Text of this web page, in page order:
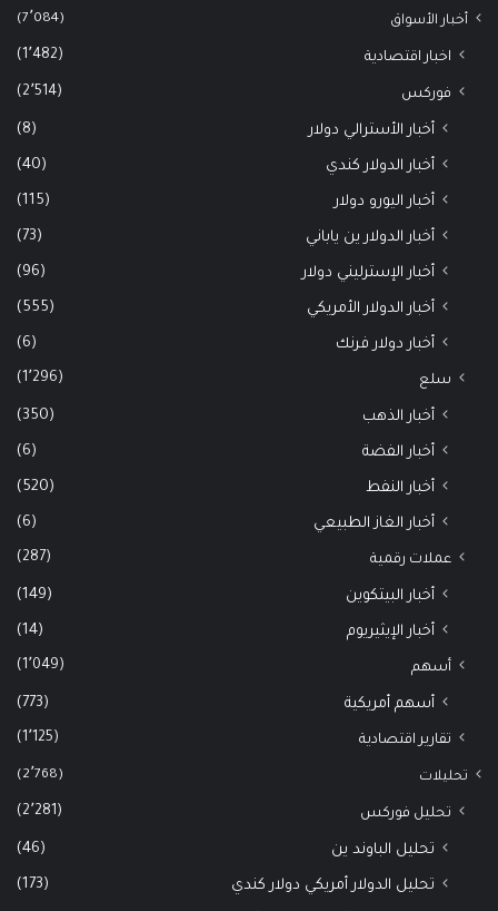
أخبار الأسواق (7٬084)
اخبار اقتصادية (1٬482)
فوركس (2٬514)
أخبار الأسترالي دولار (8)
أخبار الدولار كندي (40)
أخبار اليورو دولار (115)
أخبار الدولار ين ياباني (73)
أخبار الإسترليني دولار (96)
أخبار الدولار الأمريكي (555)
أخبار دولار فرنك (6)
سلع (1٬296)
أخبار الذهب (350)
أخبار الفضة (6)
أخبار النفط (520)
أخبار الغاز الطبيعي (6)
عملات رقمية (287)
أخبار البيتكوين (149)
أخبار الإيثيريوم (14)
أسهم (1٬049)
أسهم أمريكية (773)
تقارير اقتصادية (1٬125)
تحليلات (2٬768)
تحليل فوركس (2٬281)
تحليل الباوند ين (46)
تحليل الدولار أمريكي دولار كندي (173)